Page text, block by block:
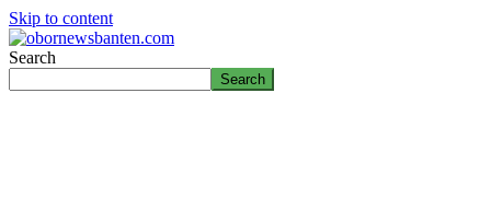
Skip to content
Search
Search